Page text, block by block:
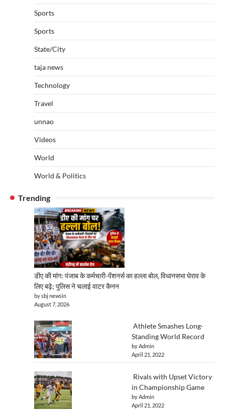
Sports
Sports
State/City
taja news
Technology
Travel
unnao
Videos
World
World & Politics
Trending
डीए की मांग: पंजाब के कर्मचारी-पेंशनर्स का हल्ला बोल, विधानसभा घेराव के
लिए बढ़े; पुलिस ने चलाई वाटर कैनन
by sbj newsin
August 7, 2026
Athlete Smashes Long-
Standing World Record
by Admin
April 21, 2022
Rivals with Upset Victory
in Championship Game
by Admin
April 21, 2022